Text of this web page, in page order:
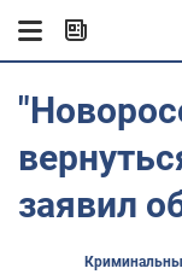
заявил